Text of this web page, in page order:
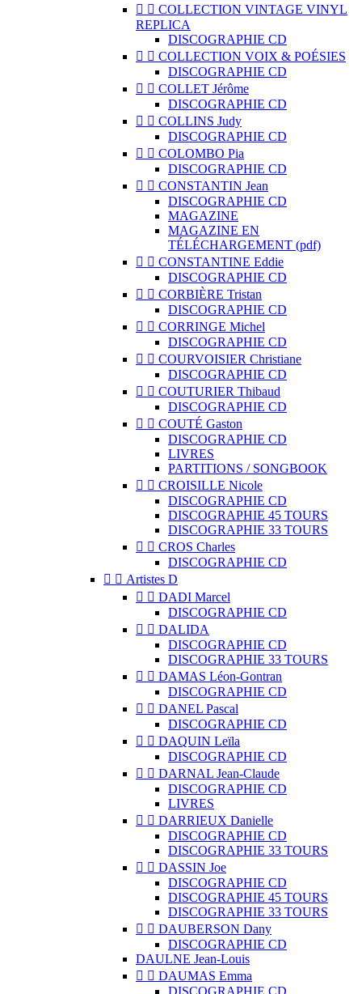
  COLLECTION VINTAGE VINYL
REPLICA
DISCOGRAPHIE CD
  COLLECTION VOIX & POÉSIES
DISCOGRAPHIE CD
  COLLET Jérôme
DISCOGRAPHIE CD
  COLLINS Judy
DISCOGRAPHIE CD
  COLOMBO Pia
DISCOGRAPHIE CD
  CONSTANTIN Jean
DISCOGRAPHIE CD
MAGAZINE
MAGAZINE EN
TÉLÉCHARGEMENT (pdf)
  CONSTANTINE Eddie
DISCOGRAPHIE CD
  CORBIÈRE Tristan
DISCOGRAPHIE CD
  CORRINGE Michel
DISCOGRAPHIE CD
  COURVOISIER Christiane
DISCOGRAPHIE CD
  COUTURIER Thibaud
DISCOGRAPHIE CD
  COUTÉ Gaston
DISCOGRAPHIE CD
LIVRES
PARTITIONS / SONGBOOK
  CROISILLE Nicole
DISCOGRAPHIE CD
DISCOGRAPHIE 45 TOURS
DISCOGRAPHIE 33 TOURS
  CROS Charles
DISCOGRAPHIE CD
  Artistes D
  DADI Marcel
DISCOGRAPHIE CD
  DALIDA
DISCOGRAPHIE CD
DISCOGRAPHIE 33 TOURS
  DAMAS Léon-Gontran
DISCOGRAPHIE CD
  DANEL Pascal
DISCOGRAPHIE CD
  DAQUIN Leïla
DISCOGRAPHIE CD
  DARNAL Jean-Claude
DISCOGRAPHIE CD
LIVRES
  DARRIEUX Danielle
DISCOGRAPHIE CD
DISCOGRAPHIE 33 TOURS
  DASSIN Joe
DISCOGRAPHIE CD
DISCOGRAPHIE 45 TOURS
DISCOGRAPHIE 33 TOURS
  DAUBERSON Dany
DISCOGRAPHIE CD
DAULNE Jean-Louis
  DAUMAS Emma
DISCOGRAPHIE CD